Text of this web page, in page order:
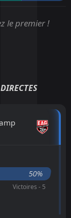
le premier !
50%
Victoires - 5